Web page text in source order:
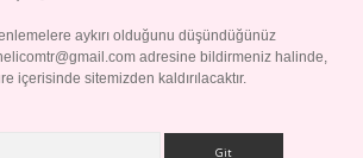
aykırı olduğunu düşündüğünüz
adresine bildirmeniz halinde,
içerisinde sitemizden kaldırılacaktır.